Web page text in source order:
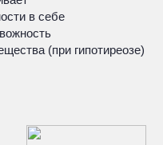
в себе
(при гипотиреозе)